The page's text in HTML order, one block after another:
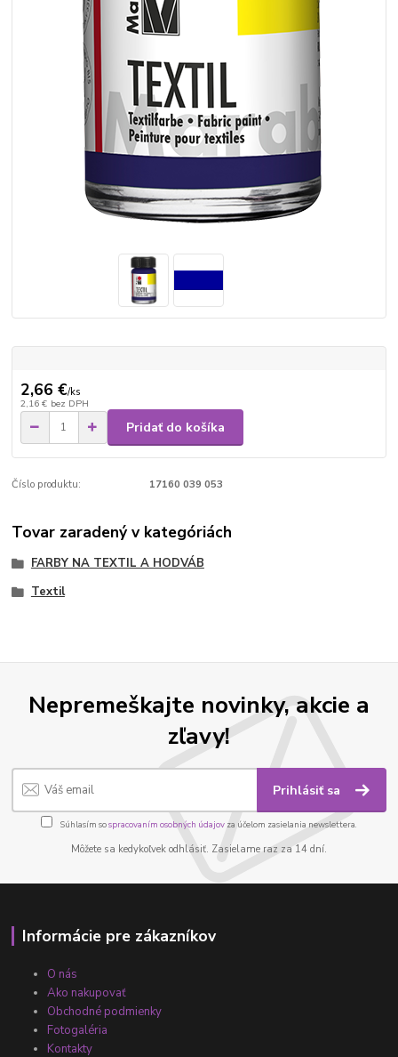
2,66 €/ks
2,16 € bez DPH
Pridať do košíka
Číslo produktu: 17160 039 053
Tovar zaradený v kategóriách
FARBY NA TEXTIL A HODVÁB
Textil
Nepremeškajte novinky, akcie a
zľavy!
Prihlásiť sa
Súhlasím sospracovaním osobných údajov za účelom zasielania newslettera.
Môžete sa kedykoľvek odhlásiť. Zasielame raz za 14 dní.
Informácie pre zákazníkov
O nás
Ako nakupovať
Obchodné podmienky
Fotogaléria
Kontakty